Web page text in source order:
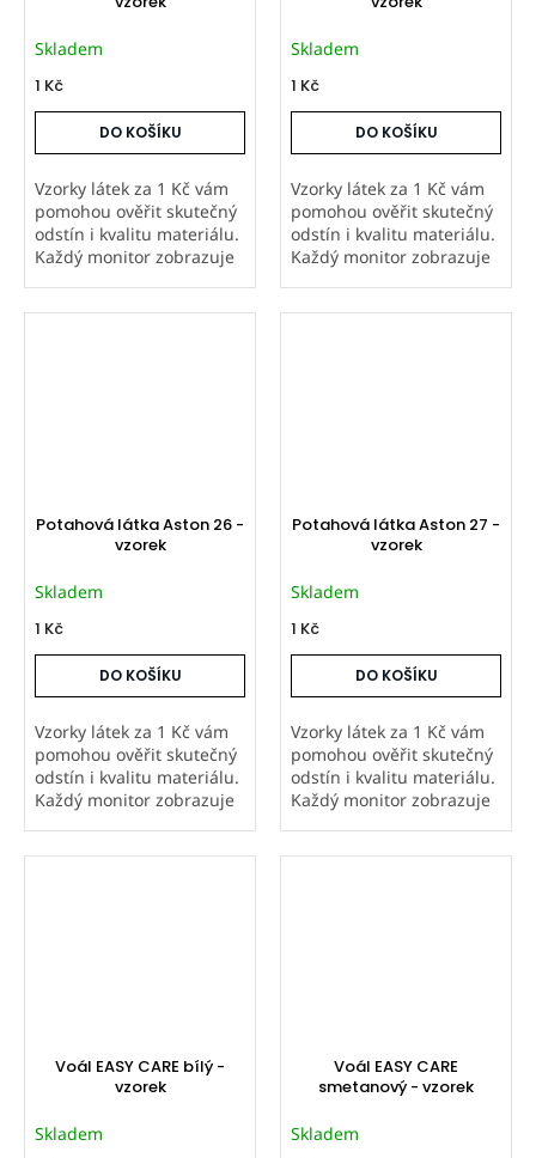
Skladem
1 Kč
DO KOŠÍKU
Vzorky látek za 1 Kč vám
pomohou ověřit skutečný
odstín i kvalitu materiálu.
Každý monitor zobrazuje
Skladem
1 Kč
DO KOŠÍKU
Vzorky látek za 1 Kč vám
pomohou ověřit skutečný
odstín i kvalitu materiálu.
Každý monitor zobrazuje
Potahová látka Aston 26 -
vzorek
Skladem
1 Kč
DO KOŠÍKU
Vzorky látek za 1 Kč vám
pomohou ověřit skutečný
odstín i kvalitu materiálu.
Každý monitor zobrazuje
Potahová látka Aston 27 -
vzorek
Skladem
1 Kč
DO KOŠÍKU
Vzorky látek za 1 Kč vám
pomohou ověřit skutečný
odstín i kvalitu materiálu.
Každý monitor zobrazuje
Voál EASY CARE bílý -
vzorek
Skladem
Voál EASY CARE
smetanový - vzorek
Skladem